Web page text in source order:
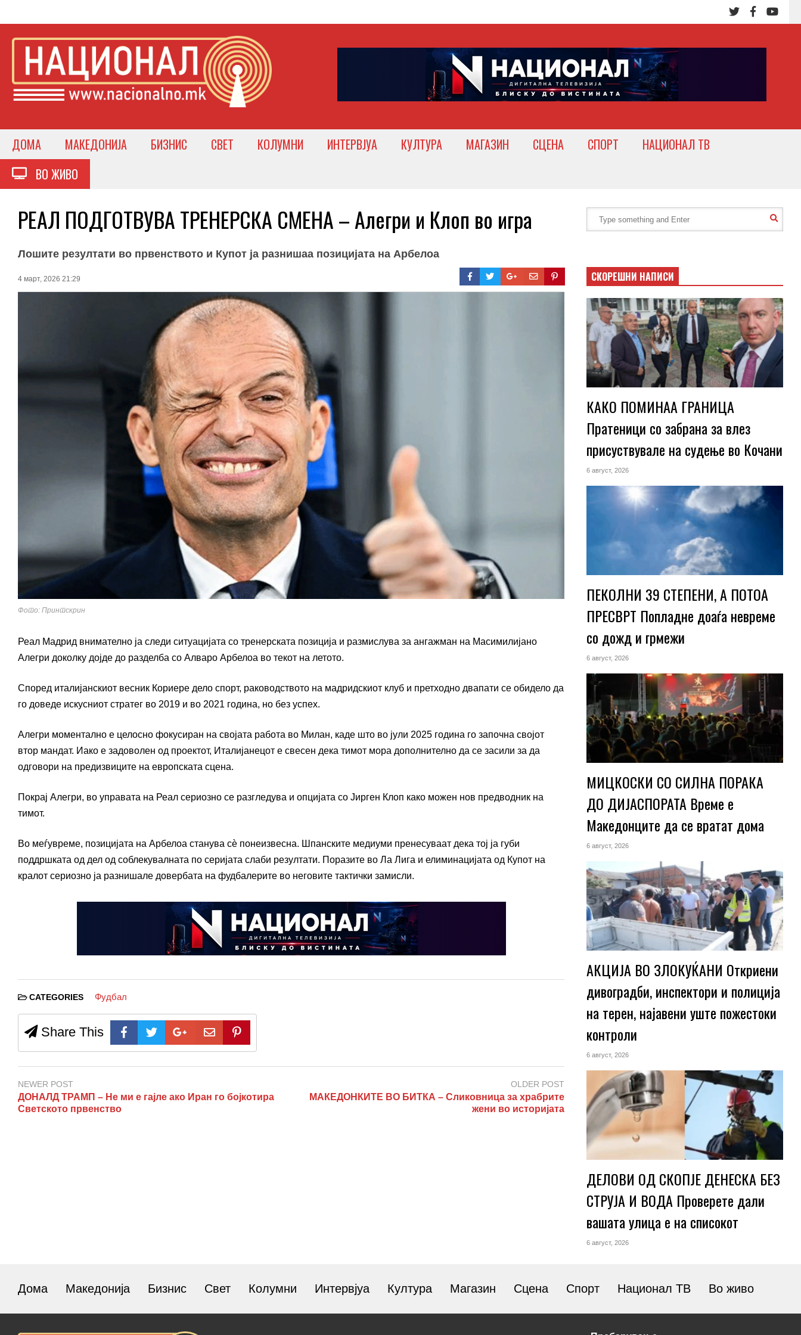
ДОМА МАКЕДОНИЈА БИЗНИС СВЕТ КОЛУМНИ ИНТЕРВЈУА КУЛТУРА МАГАЗИН СЦЕНА СПОРТ
НАЦИОНАЛ ТВ
ВО ЖИВО
РЕАЛ ПОДГОТВУВА ТРЕНЕРСКА СМЕНА – Алегри и Клоп во игра
Лошите резултати во првенството и Купот ја разнишаа позицијата на Арбелоа
4 март, 2026 21:29
Фото: Принтскрин
Реал Мадрид внимателно ја следи ситуацијата со тренерската позиција и размислува за ангажман на Масимилијано
Алегри доколку дојде до разделба со Алваро Арбелоа во текот на летото.
Според италијанскиот весник Кориере дело спорт, раководството на мадридскиот клуб и претходно двапати се обидело да
го доведе искусниот стратег во 2019 и во 2021 година, но без успех.
Алегри моментално е целосно фокусиран на својата работа во Милан, каде што во јули 2025 година го започна својот
втор мандат. Иако е задоволен од проектот, Италијанецот е свесен дека тимот мора дополнително да се засили за да
одговори на предизвиците на европската сцена.
Покрај Алегри, во управата на Реал сериозно се разгледува и опцијата со Јирген Клоп како можен нов предводник на
тимот.
Во меѓувреме, позицијата на Арбелоа станува сѐ понеизвесна. Шпанските медиуми пренесуваат дека тој ја губи
поддршката од дел од соблекувалната по серијата слаби резултати. Поразите во Ла Лига и елиминацијата од Купот на
кралот сериозно ја разнишале довербата на фудбалерите во неговите тактички замисли.
CATEGORIES Фудбал
Share This
NEWER POST
ДОНАЛД ТРАМП – Не ми е гајле ако Иран го бојкотира
Светското првенство
OLDER POST
МАКЕДОНКИТЕ ВО БИТКА – Сликовница за храбрите
жени во историјата
СКОРЕШНИ НАПИСИ
КАКО ПОМИНАА ГРАНИЦА
Пратеници со забрана за влез
присуствувале на судење во Кочани
6 август, 2026
ПЕКОЛНИ 39 СТЕПЕНИ, А ПОТОА
ПРЕСВРТ Попладне доаѓа невреме
со дожд и грмежи
6 август, 2026
МИЦКОСКИ СО СИЛНА ПОРАКА
ДО ДИЈАСПОРАТА Време е
Македонците да се вратат дома
6 август, 2026
АКЦИЈА ВО ЗЛОКУЌАНИ Откриени
дивоградби, инспектори и полиција
на терен, најавени уште пожестоки
контроли
6 август, 2026
ДЕЛОВИ ОД СКОПЈЕ ДЕНЕСКА БЕЗ
СТРУЈА И ВОДА Проверете дали
вашата улица е на списокот
6 август, 2026
Дома Македонија Бизнис Свет Колумни Интервјуа Култура Магазин Сцена Спорт Национал ТВ Во живо